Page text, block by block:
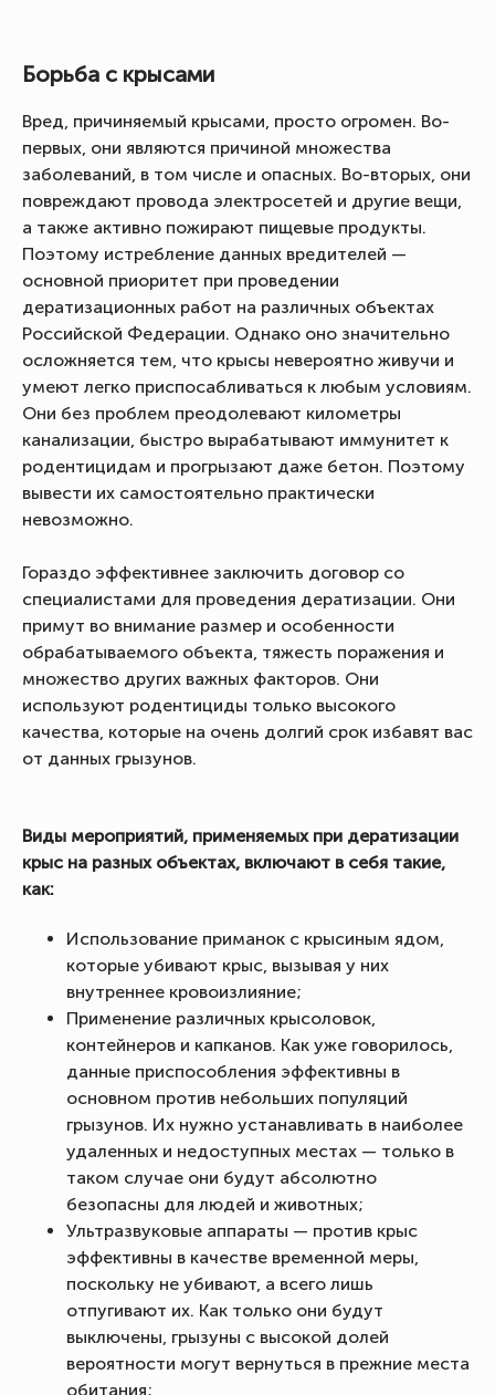
Борьба с крысами
Вред, причиняемый крысами, просто огромен. Во-
первых, они являются причиной множества
заболеваний, в том числе и опасных. Во-вторых, они
повреждают провода электросетей и другие вещи,
а также активно пожирают пищевые продукты.
Поэтому истребление данных вредителей —
основной приоритет при проведении
дератизационных работ на различных объектах
Российской Федерации. Однако оно значительно
осложняется тем, что крысы невероятно живучи и
умеют легко приспосабливаться к любым условиям.
Они без проблем преодолевают километры
канализации, быстро вырабатывают иммунитет к
родентицидам и прогрызают даже бетон. Поэтому
вывести их самостоятельно практически
невозможно.
Гораздо эффективнее заключить договор со
специалистами для проведения дератизации. Они
примут во внимание размер и особенности
обрабатываемого объекта, тяжесть поражения и
множество других важных факторов. Они
используют родентициды только высокого
качества, которые на очень долгий срок избавят вас
от данных грызунов.
Виды мероприятий, применяемых при дератизации
крыс на разных объектах, включают в себя такие,
как:
Использование приманок с крысиным ядом,
которые убивают крыс, вызывая у них
внутреннее кровоизлияние;
Применение различных крысоловок,
контейнеров и капканов. Как уже говорилось,
данные приспособления эффективны в
основном против небольших популяций
грызунов. Их нужно устанавливать в наиболее
удаленных и недоступных местах — только в
таком случае они будут абсолютно
безопасны для людей и животных;
Ультразвуковые аппараты — против крыс
эффективны в качестве временной меры,
поскольку не убивают, а всего лишь
отпугивают их. Как только они будут
выключены, грызуны с высокой долей
вероятности могут вернуться в прежние места
обитания;